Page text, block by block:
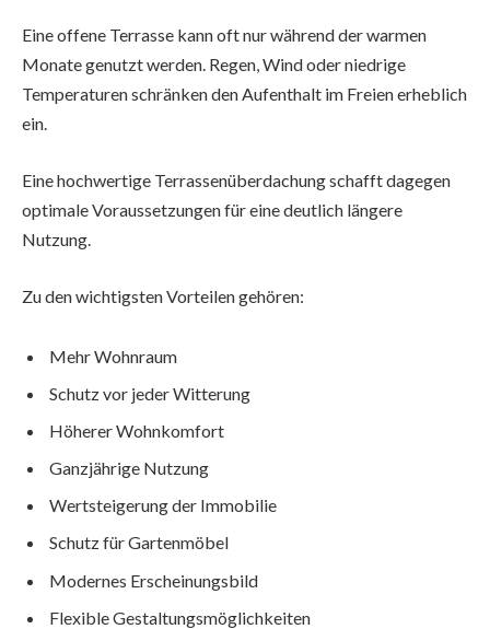
Eine offene Terrasse kann oft nur während der warmen
Monate genutzt werden. Regen, Wind oder niedrige
Temperaturen schränken den Aufenthalt im Freien erheblich
ein.
Eine hochwertige Terrassenüberdachung schafft dagegen
optimale Voraussetzungen für eine deutlich längere
Nutzung.
Zu den wichtigsten Vorteilen gehören:
Mehr Wohnraum
Schutz vor jeder Witterung
Höherer Wohnkomfort
Ganzjährige Nutzung
Wertsteigerung der Immobilie
Schutz für Gartenmöbel
Modernes Erscheinungsbild
Flexible Gestaltungsmöglichkeiten